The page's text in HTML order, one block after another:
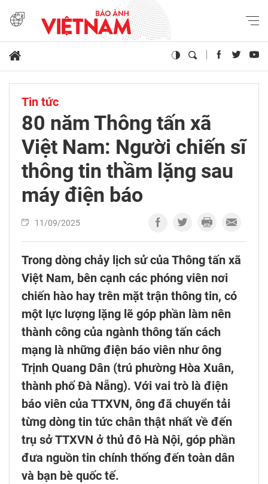
Tin tức
80 năm Thông tấn xã
Việt Nam: Người chiến sĩ
thông tin thầm lặng sau
máy điện báo
11/09/2025
Trong dòng chảy lịch sử của Thông tấn xã
Việt Nam, bên cạnh các phóng viên nơi
chiến hào hay trên mặt trận thông tin, có
một lực lượng lặng lẽ góp phần làm nên
thành công của ngành thông tấn cách
mạng là những điện báo viên như ông
Trịnh Quang Dân (trú phường Hòa Xuân,
thành phố Đà Nẵng). Với vai trò là điện
báo viên của TTXVN, ông đã chuyển tải
từng dòng tin tức chân thật nhất về đến
trụ sở TTXVN ở thủ đô Hà Nội, góp phần
đưa nguồn tin chính thống đến toàn dân
và bạn bè quốc tế.